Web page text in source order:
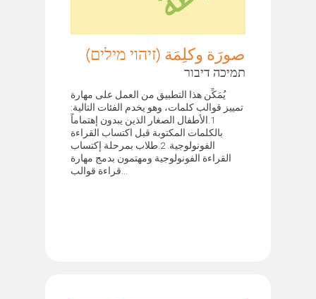
صورَة وكَلِمَة (זיהוי מילים)
תמיכה דיבור
يُمَكِّن هذا التطبيق من العمل على مهارة
تمييز قوالب كلمات، وهو يخدم الفئات التالية:
1.الأطفال الصغار الذين يبدون إهتماماً
بالكلمات المكتوبة قبل اكتساب القراءة
الفونولوجية. 2.طلاب بمرحلة إكتساب
القراءة الفونولوجية ومهتمون بدمج مهارة